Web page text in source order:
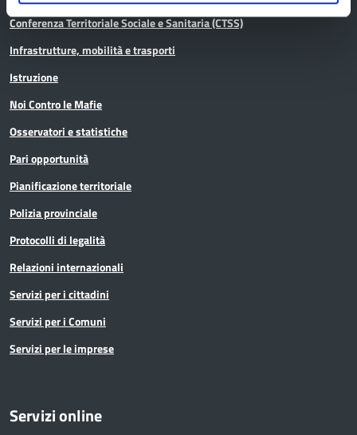
Conferenza Territoriale Sociale e Sanitaria (CTSS)
Infrastrutture, mobilità e trasporti
Istruzione
Noi Contro le Mafie
Osservatori e statistiche
Pari opportunità
Pianificazione territoriale
Polizia provinciale
Protocolli di legalità
Relazioni internazionali
Servizi per i cittadini
Servizi per i Comuni
Servizi per le imprese
Servizi online